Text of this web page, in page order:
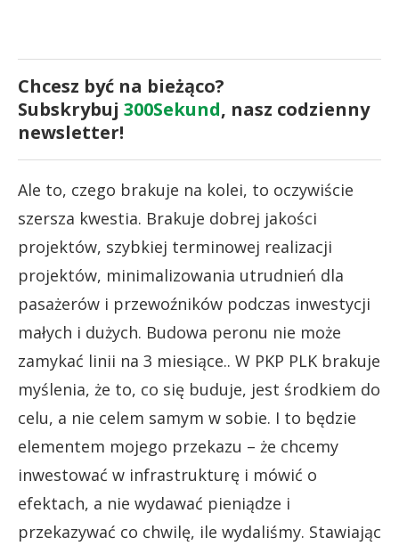
Chcesz być na bieżąco?
Subskrybuj 300Sekund, nasz codzienny
newsletter!
Ale to, czego brakuje na kolei, to oczywiście
szersza kwestia. Brakuje dobrej jakości
projektów, szybkiej terminowej realizacji
projektów, minimalizowania utrudnień dla
pasażerów i przewoźników podczas inwestycji
małych i dużych. Budowa peronu nie może
zamykać linii na 3 miesiące.. W PKP PLK brakuje
myślenia, że to, co się buduje, jest środkiem do
celu, a nie celem samym w sobie. I to będzie
elementem mojego przekazu – że chcemy
inwestować w infrastrukturę i mówić o
efektach, a nie wydawać pieniądze i
przekazywać co chwilę, ile wydaliśmy. Stawiając